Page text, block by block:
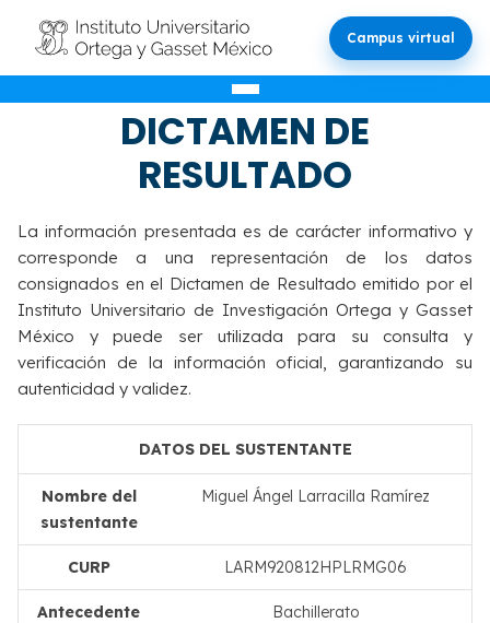
Campus virtual
VALIDACIÓN DEL
DICTAMEN DE
RESULTADO
La información presentada es de carácter informativo y
corresponde a una representación de los datos
consignados en el Dictamen de Resultado emitido por el
Instituto Universitario de Investigación Ortega y Gasset
México y puede ser utilizada para su consulta y
verificación de la información oficial, garantizando su
autenticidad y validez.
DATOS DEL SUSTENTANTE
Nombre del
sustentante
Miguel Ángel Larracilla Ramírez
CURP LARM920812HPLRMG06
Antecedente
Bachillerato